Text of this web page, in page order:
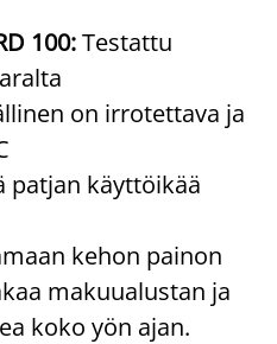
100:Testattu
on irrotettava ja
patjan käyttöikää
kehon painon
makuualustan ja
koko yön ajan.